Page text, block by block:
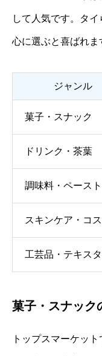
して人気です。タ
心に選ぶと喜ばれま
ジャンル
菓子・スナック
ドリンク・茶葉
調味料・ペースト
スキンケア・コ
工芸品・テキス
菓子・スナック
トップスマーケッ